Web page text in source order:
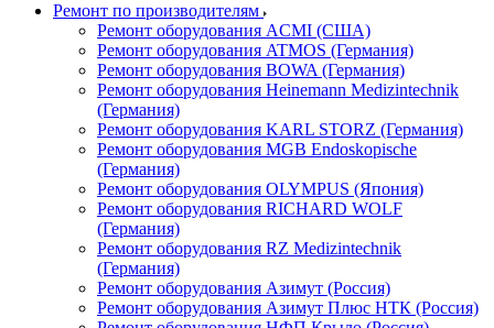
Ремонт по производителям
Ремонт оборудования ACMI (США)
Ремонт оборудования ATMOS (Германия)
Ремонт оборудования BOWA (Германия)
Ремонт оборудования Heinemann Medizintechnik
(Германия)
Ремонт оборудования KARL STORZ (Германия)
Ремонт оборудования MGB Endoskopische
(Германия)
Ремонт оборудования OLYMPUS (Япония)
Ремонт оборудования RICHARD WOLF
(Германия)
Ремонт оборудования RZ Medizintechnik
(Германия)
Ремонт оборудования Азимут (Россия)
Ремонт оборудования Азимут Плюс НТК (Россия)